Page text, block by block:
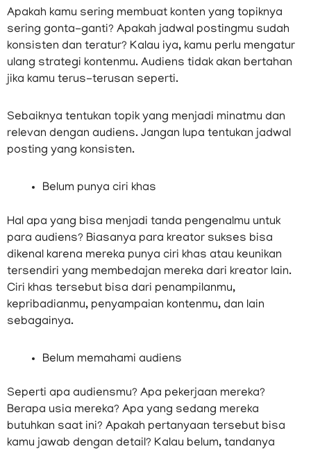
Apakah kamu sering membuat konten yang topiknya
sering gonta-ganti? Apakah jadwal postingmu sudah
konsisten dan teratur? Kalau iya, kamu perlu mengatur
ulang strategi kontenmu. Audiens tidak akan bertahan
jika kamu terus-terusan seperti.
Sebaiknya tentukan topik yang menjadi minatmu dan
relevan dengan audiens. Jangan lupa tentukan jadwal
posting yang konsisten.
Belum punya ciri khas
Hal apa yang bisa menjadi tanda pengenalmu untuk
para audiens? Biasanya para kreator sukses bisa
dikenal karena mereka punya ciri khas atau keunikan
tersendiri yang membedajan mereka dari kreator lain.
Ciri khas tersebut bisa dari penampilanmu,
kepribadianmu, penyampaian kontenmu, dan lain
sebagainya.
Belum memahami audiens
Seperti apa audiensmu? Apa pekerjaan mereka?
Berapa usia mereka? Apa yang sedang mereka
butuhkan saat ini? Apakah pertanyaan tersebut bisa
kamu jawab dengan detail? Kalau belum, tandanya